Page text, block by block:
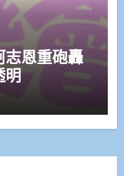
志恩重砲轟
明